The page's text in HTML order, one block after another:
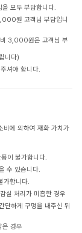
모두 부담합니다.
원 고객님 부담입니
비 3,000원은 고객님 부
니다)
셔야 합니다.
비에 의하여 재화 가치가
이 불가합니다.
수 있습니다.
가합니다.
실 처리가 미흡한 경우
단하게 구멍을 내주신 뒤
은 경우